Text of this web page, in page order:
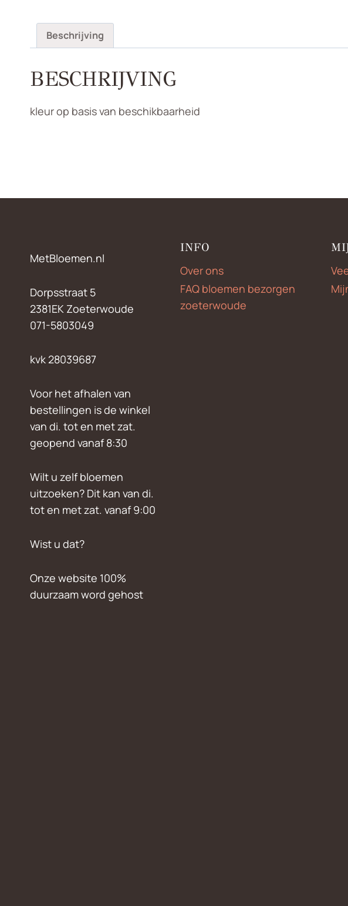
Beschrijving
BESCHRIJVING
kleur op basis van beschikbaarheid
MetBloemen.nl
Dorpsstraat 5
2381EK Zoeterwoude
071-5803049
kvk 28039687
Voor het afhalen van
bestellingen is de winkel
van di. tot en met zat.
geopend vanaf 8:30
Wilt u zelf bloemen
uitzoeken? Dit kan van di.
tot en met zat. vanaf 9:00
Wist u dat?
Onze website 100%
duurzaam word gehost
INFO
Over ons
FAQ bloemen bezorgen
zoeterwoude